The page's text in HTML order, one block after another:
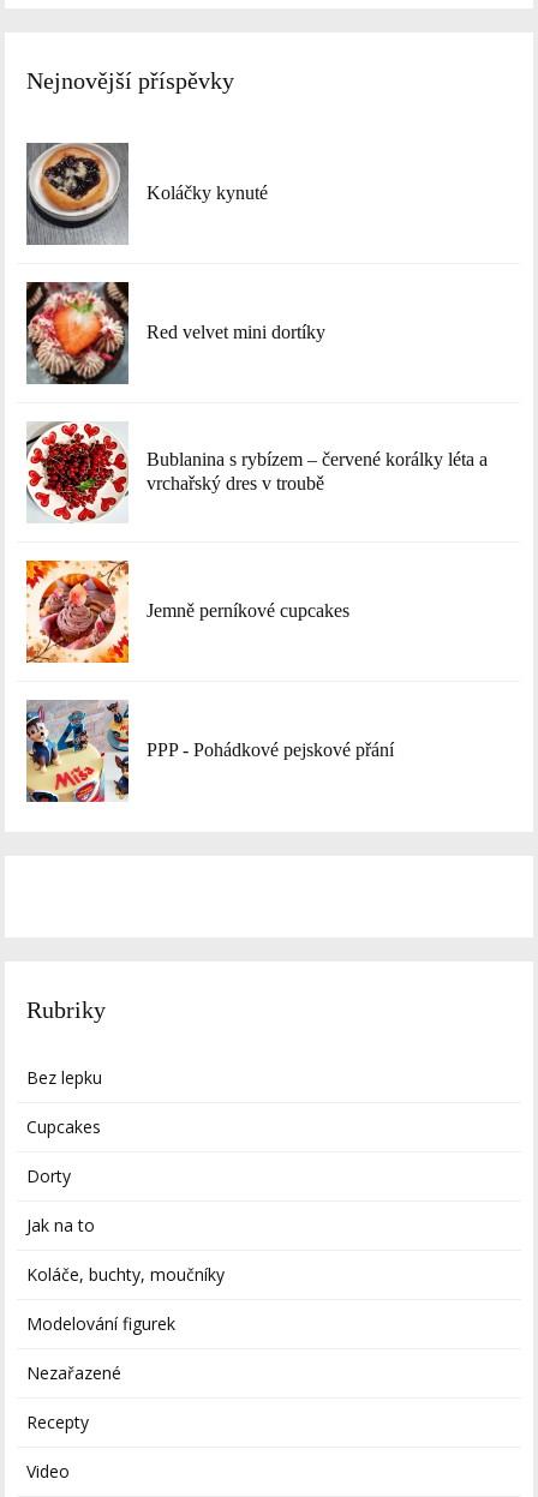
Nejnovější příspěvky
Koláčky kynuté
Red velvet mini dortíky
Bublanina s rybízem – červené korálky léta a
vrchařský dres v troubě
Jemně perníkové cupcakes
PPP - Pohádkové pejskové přání
Rubriky
Bez lepku
Cupcakes
Dorty
Jak na to
Koláče, buchty, moučníky
Modelování figurek
Nezařazené
Recepty
Video